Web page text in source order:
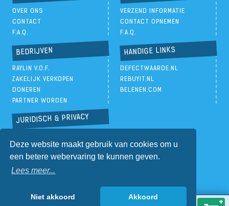
Deze website maakt gebruik van cookies om u
een betere webervaring te kunnen geven.
Lees meer...
Niet akkoord Akkoord
OVER ONS
CONTACT
F.A.Q.
VERZEND INFORMATIE
CONTACT OPNEMEN
F.A.Q.
BEDRIJVEN
RAYLIN V.O.F.
ZAKELIJK VERKOPEN
DONEREN
PARTNER WORDEN
HANDIGE LINKS
DEFECTWAARDE.NL
REBUYIT.NL
BELENEN.COM
JURIDISCH & PRIVACY
ALGEMENE VOORWAARDEN